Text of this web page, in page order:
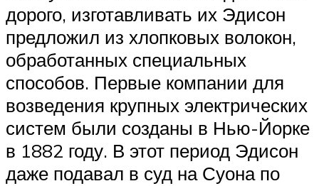
дорого, изготавливать их Эдисон
предложил из хлопковых волокон,
обработанных специальных
способов. Первые компании для
возведения крупных электрических
систем были созданы в Нью-Йорке
в 1882 году. В этот период Эдисон
даже подавал в суд на Суона по